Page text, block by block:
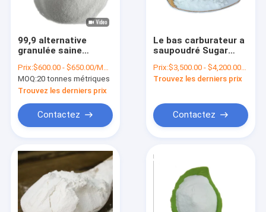
99,9 alternative
granulée saine
Sugar Free
Sweetener Erythritol
Artificial
Prix:$600.00 - $650.00/Metric Tons
MOQ:20 tonnes métriques
Trouvez les derniers prix
Contactez
Le bas carburateur a
saupoudré Sugar
Erythritol Good
naturel pour des
Prix:$3,500.00 - $4,200.00/Metric Tons
Trouvez les derniers prix
Contactez